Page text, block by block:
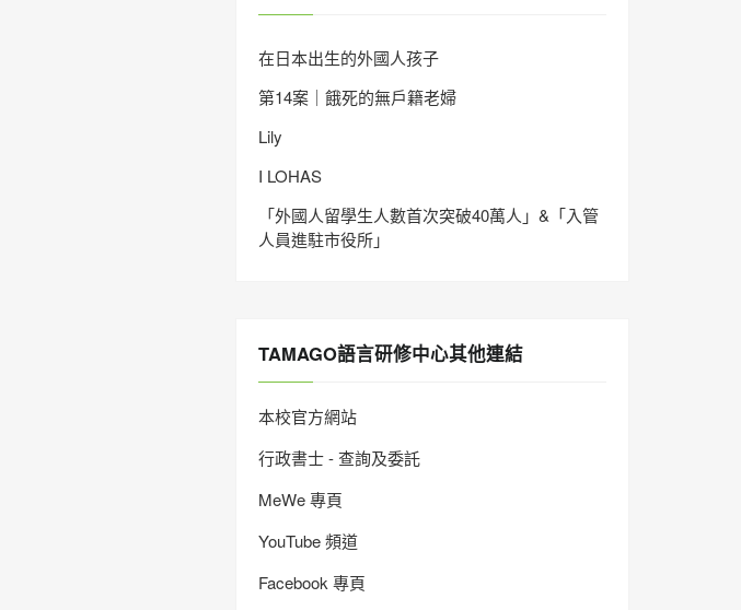
在日本出生的外國人孩子
第14案｜餓死的無戶籍老婦
Lily
I LOHAS
「外國人留學生人數首次突破40萬人」&「入管
人員進駐市役所」
TAMAGO語言研修中心其他連結
本校官方網站
行政書士 - 查詢及委託
MeWe 專頁
YouTube 頻道
Facebook 專頁